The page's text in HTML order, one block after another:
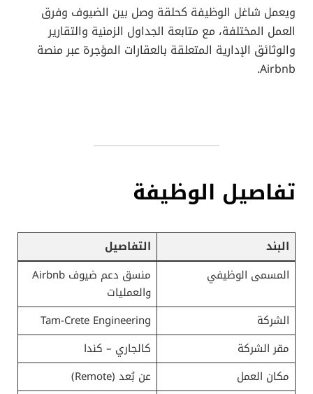
ويعمل شاغل الوظيفة كحلقة وصل بين الضيوف وفرق
العمل المختلفة، مع متابعة الجداول الزمنية والتقارير
والوثائق الإدارية المتعلقة بالعقارات المؤجرة عبر منصة
Airbnb.
تفاصيل الوظيفة
البند
التفاصيل
المسمى الوظيفي
منسق دعم ضيوف Airbnb
والعمليات
الشركة
Tam-Crete Engineering
مقر الشركة
كالجاري – كندا
مكان العمل
عن بُعد (Remote)